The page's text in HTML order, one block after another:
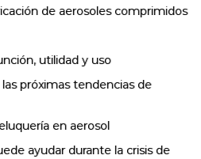
de aerosoles comprimidos
utilidad y uso
próximas tendencias de
en aerosol
ayudar durante la crisis de